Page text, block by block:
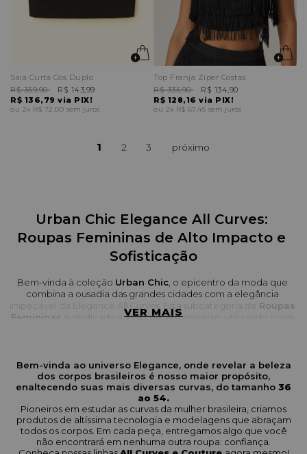
Saia Curta Cós Duplo
R$ 136,79 via PIX!
R$ 359,90 R$ 143,99
2x R$ 72,00 sem juros
Top Franja Zíper Costas
R$ 128,16 via PIX!
R$ 335,90 R$ 134,90
2x R$ 67,45 sem juros
1 2 3
Urban Chic Elegance All Curves:
Roupas Femininas de Alto Impacto e
Sofisticação
Bem-vinda à coleção Urban Chic , o epicentro da moda que
combina a ousadia das grandes cidades com a elegância
impecável da Elegance All Curves. Esta subcategoria de Roupas
Femininas é dedicada a looks de alto impacto, utilizando cores
passarela particular.
Exemplos de Peças Chave da Coleção
A linha Urban Chic apresenta peças estruturadas, statement e
que podem ser usadas em eventos ou como looks de festa:
O Blazer Martingale Mangas Faixa Passante forma um
VER MAIS
Bem-vinda ao universo Elegance, onde revelar a beleza
dos corpos brasileiros é nosso maior propósito,
enaltecendo suas mais diversas curvas, do tamanho 36
ao 54.
Pioneiros em estudar as curvas da mulher brasileira, criamos
produtos de altíssima tecnologia e modelagens que abraçam
todos os corpos. Em cada peça, entregamos algo que você
não encontrará em nenhuma outra roupa: confiança.